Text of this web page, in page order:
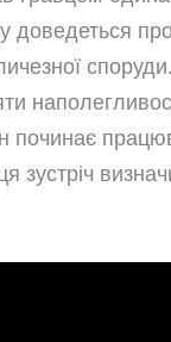
доведеться
починає
зустріч